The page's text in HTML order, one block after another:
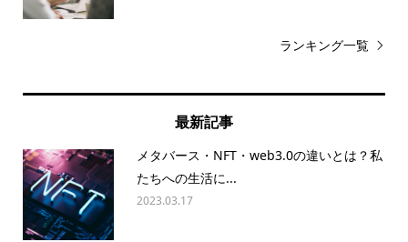
ランキング一覧
最新記事
メタバース・NFT・web3.0の違いとは？私
たちへの生活に...
2023.03.17